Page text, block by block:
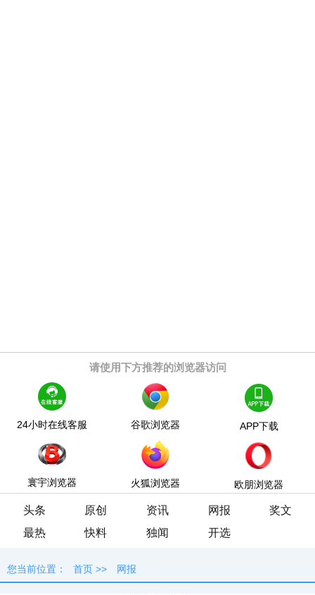
请使用下方推荐的浏览器访问
24小时在线客服 谷歌浏览器 APP下载
寰宇浏览器 火狐浏览器 欧朋浏览器
头条 原创 资讯 网报
奖文
最热
快料 独闻 开选
您当前位置： 首页 >> 网报